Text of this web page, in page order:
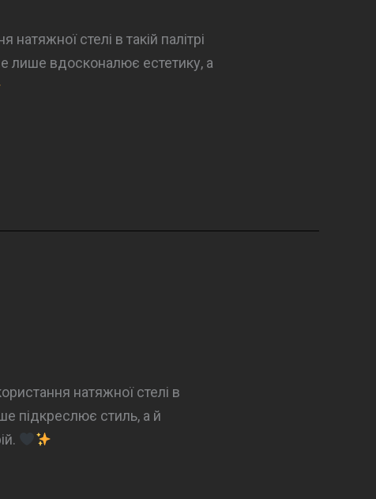
стелі в такій палітрі
лише вдосконалює естетику, а
натяжної стелі в
підкреслює стиль, а й